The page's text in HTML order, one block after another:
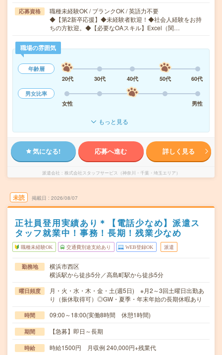
応募資格
職種未経験OK / ブランクOK / 英語力不要
◆【第2新卒応援】◆未経験者歓迎！◆社会人経験をお持
ちの方歓迎。◆【必要なOAスキル】Excel（関…
職場の雰囲気
年齢層
20代
30代 40代 50代
60代
男女比率
女性
男性
もっと見る
気になる! 応募へ進む 詳しく見る
派遣会社 株式会社スタッフサービス（神奈川・千葉・埼玉エリア）
未読 掲載日 2026/08/07
正社員登用実績あり＊【電話少なめ】派遣ス
タッフ就業中！事務！長期！残業少なめ
職種未経験OK 交通費別途支給あり WEB登録OK 派遣
勤務地
横浜市西区
横浜駅から徒歩5分／高島町駅から徒歩5分
曜日頻度
月・火・水・木・金・土(週5日) ※月2～3回土曜日出勤あ
り（振休取得可）◎GW・夏季・年末年始の長期休暇あり
時間 09:00～18:00(実働8時間 休憩1時間)
期間 【急募】即日～長期
時給 時給1500円 月収例 240,000円+残業代